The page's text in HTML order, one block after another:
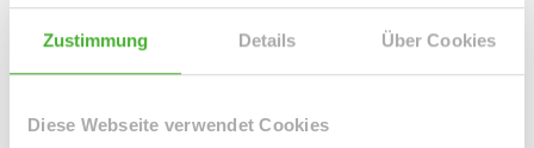
Zustimmung Details Über Cookies
Diese Webseite verwendet Cookies
Leipzig / Leipzig Zentrum-West Leipzig / Liebertwolkwitz
Leipzig / Lindenau
Leipzig / Lindenthal
Leipzig / Mölkau
Leipzig / Neustadt-Neuschönefeld Leipzig / Paunsdorf